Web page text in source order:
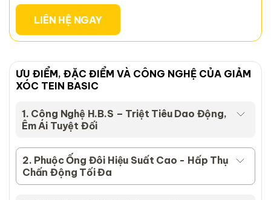
LIÊN HỆ NGAY
ƯU ĐIỂM, ĐẶC ĐIỂM VÀ CÔNG NGHỆ CỦA GIẢM
XÓC TEIN BASIC
1. Công Nghệ H.B.S – Triệt Tiêu Dao Động,
Êm Ái Tuyệt Đối
2. Phuộc Ống Đôi Hiệu Suất Cao - Hấp Thụ
Chấn Động Tối Đa